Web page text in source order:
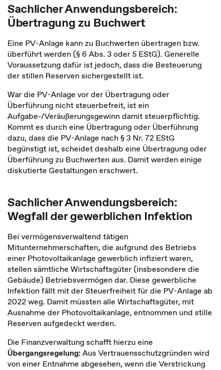
Sachlicher Anwendungsbereich:
Übertragung zu Buchwert
Eine PV-Anlage kann zu Buchwerten übertragen bzw.
überführt werden (§ 6 Abs. 3 oder 5 EStG). Generelle
Voraussetzung dafür ist jedoch, dass die Besteuerung
der stillen Reserven sichergestellt ist.
War die PV-Anlage vor der Übertragung oder
Überführung nicht steuerbefreit, ist ein
Aufgabe-/Veräußerungsgewinn damit steuerpflichtig.
Kommt es durch eine Übertragung oder Überführung
dazu, dass die PV-Anlage nach § 3 Nr. 72 EStG
begünstigt ist, scheidet deshalb eine Übertragung oder
Überführung zu Buchwerten aus. Damit werden einige
diskutierte Gestaltungen erschwert.
Sachlicher Anwendungsbereich:
Wegfall der gewerblichen Infektion
Bei vermögensverwaltend tätigen
Mitunternehmerschaften, die aufgrund des Betriebs
einer Photovoltaikanlage gewerblich infiziert waren,
stellen sämtliche Wirtschaftsgüter (insbesondere die
Gebäude) Betriebsvermögen dar. Diese gewerbliche
Infektion fällt mit der Steuerfreiheit für die PV-Anlage ab
2022 weg. Damit müssten alle Wirtschaftsgüter, mit
Ausnahme der Photovoltaikanlage, entnommen und stille
Reserven aufgedeckt werden.
Die Finanzverwaltung schafft hierzu eine
Übergangsregelung:Aus Vertrauensschutzgründen wird
von einer Entnahme abgesehen, wenn die Verstrickung